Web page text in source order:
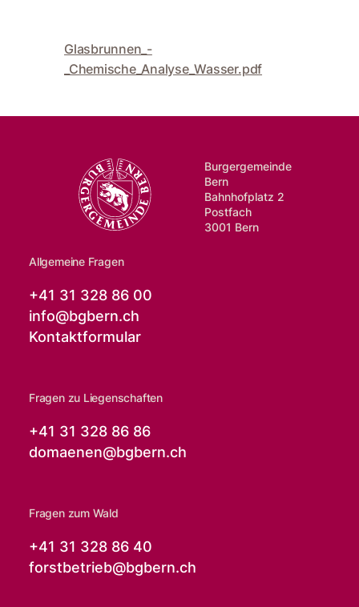
Glasbrunnen_-
_Chemische_Analyse_Wasser.pdf
Burgergemeinde
Bern
Bahnhofplatz 2
Postfach
3001 Bern
Allgemeine Fragen
+41 31 328 86 00
info@bgbern.ch
Kontaktformular
Fragen zu Liegenschaften
+41 31 328 86 86
domaenen@bgbern.ch
Fragen zum Wald
+41 31 328 86 40
forstbetrieb@bgbern.ch